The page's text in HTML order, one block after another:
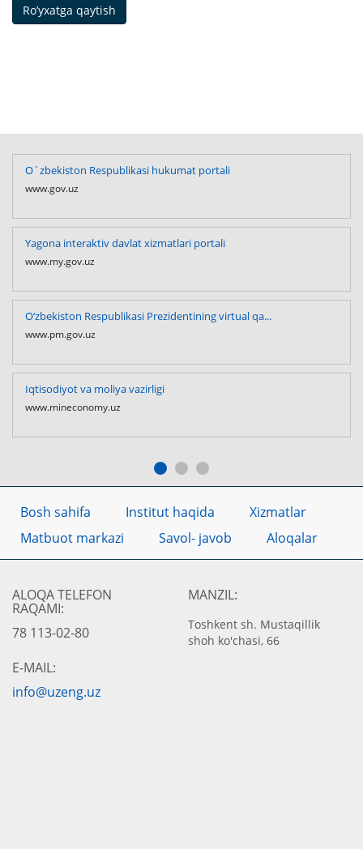
Ro’yxatga qaytish
O`zbekiston Respublikasi hukumat portali
www.gov.uz
Yagona interaktiv davlat xizmatlari portali
www.my.gov.uz
O‘zbekiston Respublikasi Prezidentining virtual qa...
www.pm.gov.uz
Iqtisodiyot va moliya vazirligi
www.mineconomy.uz
Bosh sahifa Institut haqida
Xizmatlar
Matbuot markazi
Savol- javob Aloqalar
ALOQA TELEFON
RAQAMI:
78 113-02-80
MANZIL:
Toshkent sh. Mustaqillik
shoh ko'chasi, 66
E-MAIL:
info@uzeng.uz